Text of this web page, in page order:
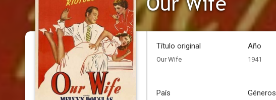
Título original
Our Wife
Año
1941
País Géneros